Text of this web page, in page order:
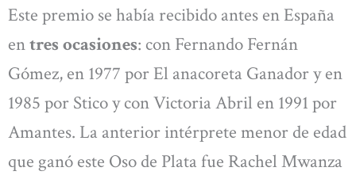
Este premio se había recibido antes en España
entres ocasiones: con Fernando Fernán
Gómez, en 1977 por El anacoreta Ganador y en
1985 por Stico y con Victoria Abril en 1991 por
Amantes. La anterior intérprete menor de edad
que ganó este Oso de Plata fue Rachel Mwanza